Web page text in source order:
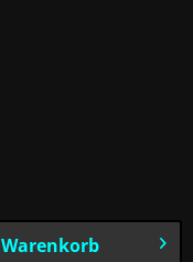
Warenkorb